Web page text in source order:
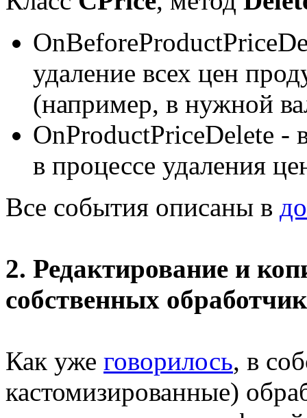
удаление всех цен
(например, в нужной
OnProductPriceDelete -
в процессе удаления
Все события описаны в
2. Редактирование и
собственных
Как уже говорилось, в
кастомизированные)